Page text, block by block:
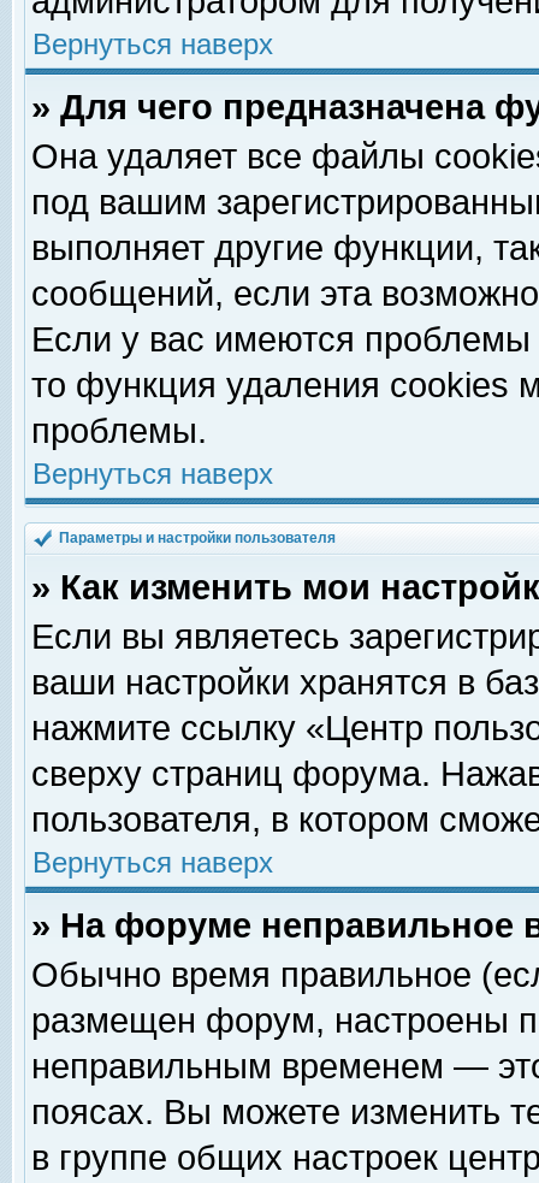
Вернуться наверх
» Для чего предназначена
Она удаляет все файлы
под вашим
выполняет другие функции,
сообщений, если эта
Если у вас имеются
то функция удаления cookies
проблемы.
Вернуться наверх
Параметры и настройки пользователя
» Как изменить мои
Если вы являетесь
ваши настройки хранятся в
нажмите ссылку «Центр
сверху страниц форума.
пользователя, в котором
Вернуться наверх
» На форуме неправильное
Обычно время правильное
размещен форум, настроены
неправильным временем —
поясах. Вы можете изменить
в группе общих настроек